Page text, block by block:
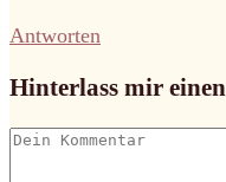
Antworten
Hinterlass mir